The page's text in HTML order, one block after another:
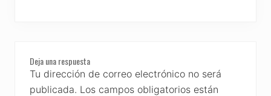
Reader
Interactions
Deja una respuesta
Tu dirección de correo electrónico no será
publicada. Los campos obligatorios están